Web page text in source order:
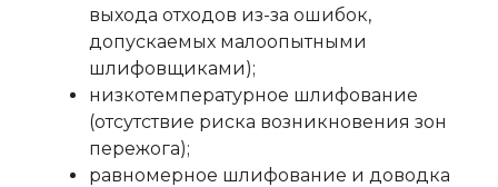
выхода отходов из-за ошибок,
допускаемых малоопытными
шлифовщиками);
низкотемпературное шлифование
(отсутствие риска возникновения зон
пережога);
равномерное шлифование и доводка